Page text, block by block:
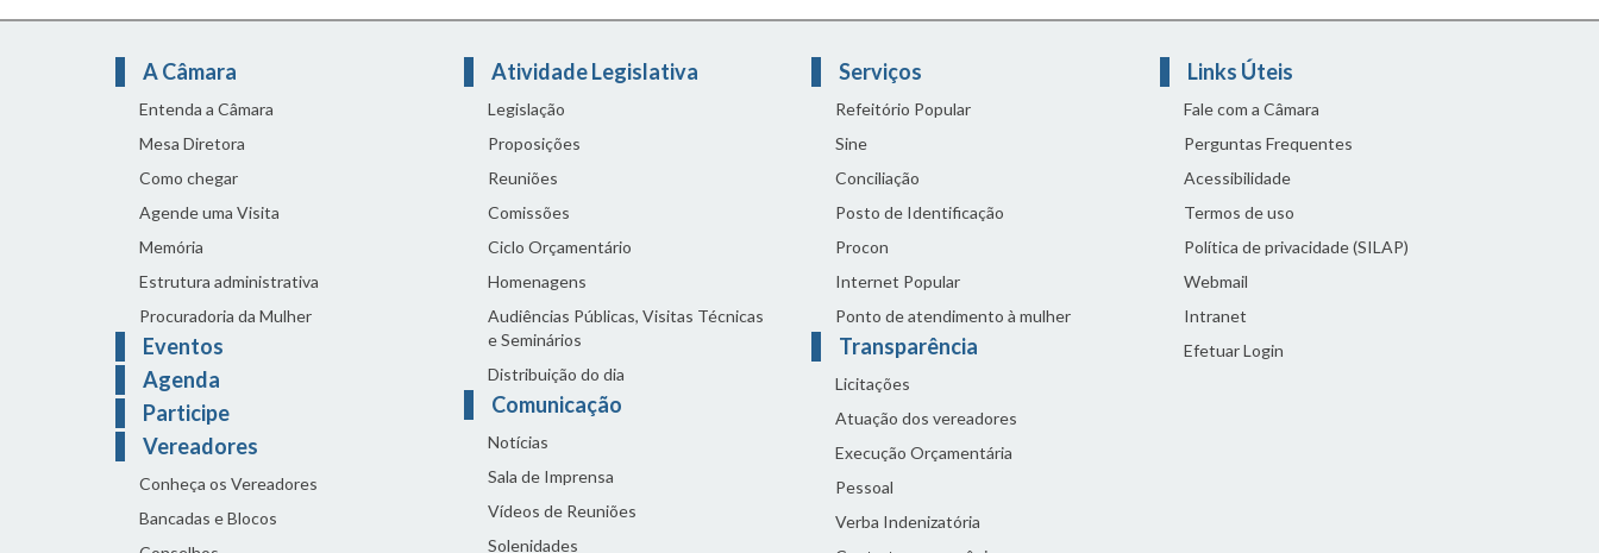
A Câmara
Entenda a Câmara
Mesa Diretora
Como chegar
Agende uma Visita
Memória
Estrutura administrativa
Procuradoria da Mulher
Eventos
Agenda
Participe
Vereadores
Conheça os Vereadores
Bancadas e Blocos
Atividade Legislativa
Legislação
Proposições
Reuniões
Comissões
Ciclo Orçamentário
Homenagens
Audiências Públicas, Visitas Técnicas
e Seminários
Distribuição do dia
Comunicação
Notícias
Sala de Imprensa
Vídeos de Reuniões
Solenidades
Serviços
Refeitório Popular
Sine
Conciliação
Posto de Identificação
Procon
Internet Popular
Ponto de atendimento à mulher
Transparência
Licitações
Atuação dos vereadores
Execução Orçamentária
Pessoal
Verba Indenizatória
Links Úteis
Fale com a Câmara
Perguntas Frequentes
Acessibilidade
Termos de uso
Política de privacidade (SILAP)
Webmail
Intranet
Efetuar Login